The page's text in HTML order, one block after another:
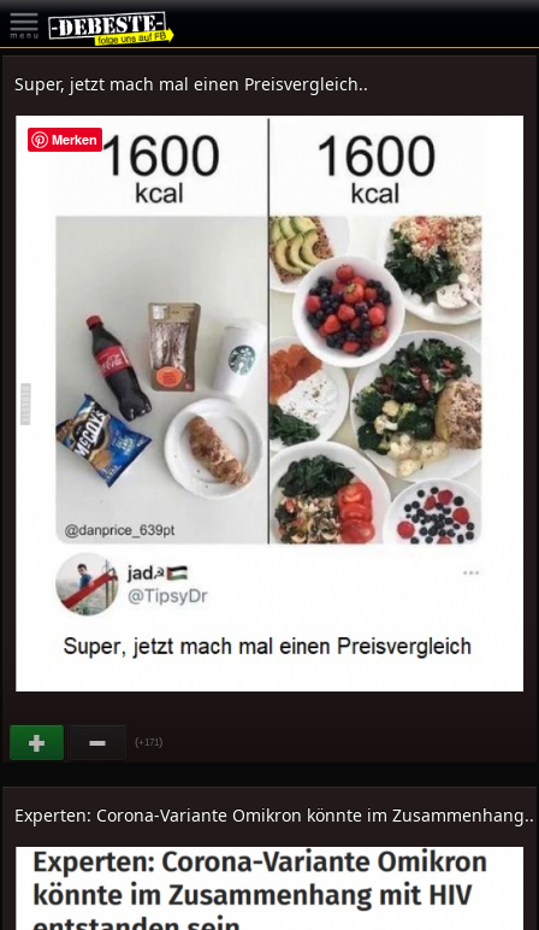
Super, jetzt mach mal einen Preisvergleich..
(+171)
Experten: Corona-Variante Omikron könnte im Zusammenhang..
Merken